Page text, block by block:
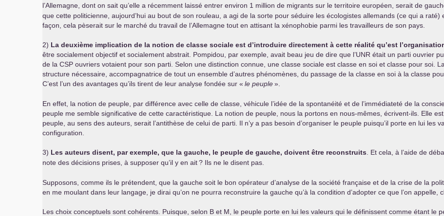
l’Allemagne, dont on sait qu’elle a récemment laissé entrer environ 1 million de migrants sur le territoire européen, serait de
que cette politicienne, aujourd’hui au bout de son rouleau, a agi de la sorte pour séduire les écologistes allemands (ce qui a
façon, cela pèserait sur le marché du travail de l’Allemagne tout en attisant la xénophobie parmi les travailleurs de son pays.
2) La deuxième implication de la notion de classe sociale est d’introduire directement à cette réalité qu’est
être socialement objectif et socialement abstrait. Pompidou, par exemple, avait beau jeu de dire que l’UNR était un parti ouvrier
de la CSP ouvriers votaient pour son parti. Selon une distinction connue, une classe sociale est classe en soi et classe pour soi.
structure nécessaire, accompagnatrice de tout un ensemble d’autres phénomènes, du passage de la classe en soi à la classe
C’est l’un des avantages qu’ils tirent de leur analyse fondée sur « le peuple».
En effet, la notion de peuple, par différence avec celle de classe, véhicule l’idée de la spontanéité et de l’immédiateté de la
peuple me semble significative de cette caractéristique. La notion de peuple, nous la portons en nous-mêmes, écrivent-ils. Elle
peuple, au sens des auteurs, serait l’antithèse de celui de parti. Il n’y a pas besoin d’organiser le peuple puisqu’il porte en lui les
configuration.
3) Les auteurs disent, par exemple, que la gauche, le peuple de gauche, doivent être reconstruits . Et cela, à l’aide de
note des décisions prises, à supposer qu’il y en ait? Ils ne le disent pas.
Supposons, comme ils le prétendent, que la gauche soit le bon opérateur d’analyse de la société française et de la crise de la
en me moulant dans leur langage, je dirai qu’on ne pourra reconstruire la gauche qu’à la condition d’adopter ce que l’on appelle,
Les choix conceptuels sont cohérents. Puisque, selon B et M, le peuple porte en lui les valeurs qui le définissent comme étant le